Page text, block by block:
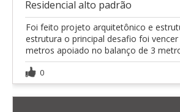
Residencial alto padrão
Foi feito projeto arquitetônico e
estrutura o principal desafio foi
metros apoiado no balanço de 3
0